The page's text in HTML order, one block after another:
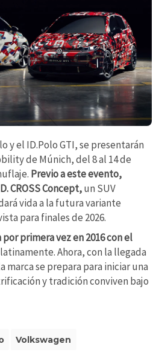
y el ID.Polo GTI, se presentarán
de Múnich, del 8 al 14 de
Previo a este evento,
CROSS Concept,un SUV
vida a la futura variante
para finales de 2026.
primera vez en 2016 con el
Ahora, con la llegada
marca se prepara para iniciar una
y tradición conviven bajo
Volkswagen